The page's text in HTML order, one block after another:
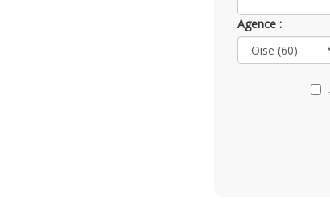
Agence :